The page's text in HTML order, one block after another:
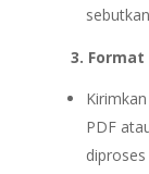
3.
PDF